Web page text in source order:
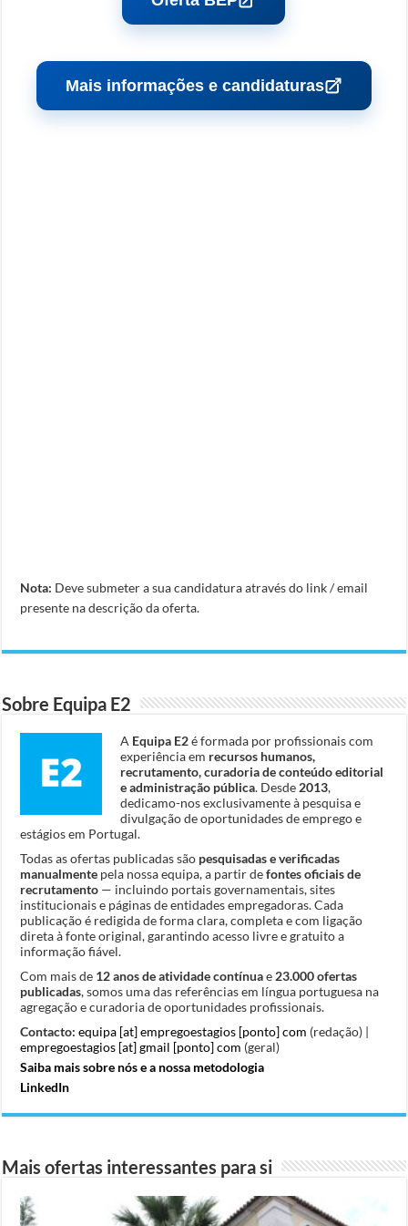
Mais informações e candidaturas
Nota: Deve submeter a sua candidatura através do link / email
presente na descrição da oferta.
Sobre Equipa E2
A Equipa E2é formada por profissionais com
experiência em recursos humanos,
recrutamento, curadoria de conteúdo editorial
e administração pública. Desde 2013,
dedicamo-nos exclusivamente à pesquisa e
divulgação de oportunidades de emprego e
estágios em Portugal.
Todas as ofertas publicadas são pesquisadas e verificadas
manualmente pela nossa equipa, a partir defontes oficiais de
recrutamento — incluindo portais governamentais, sites
institucionais e páginas de entidades empregadoras. Cada
publicação é redigida de forma clara, completa e com ligação
direta à fonte original, garantindo acesso livre e gratuito a
informação fiável.
Com mais de 12 anos de atividade contínuae 23.000 ofertas
publicadas, somos uma das referências em língua portuguesa na
agregação e curadoria de oportunidades profissionais.
Contacto: equipa [at] empregoestagios [ponto] com (redação) |
empregoestagios [at] gmail [ponto] com (geral)
Saiba mais sobre nós e a nossa metodologia
LinkedIn
Mais ofertas interessantes para si